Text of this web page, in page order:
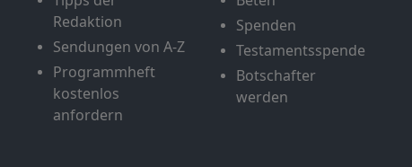
Redaktion
Sendungen von A-Z
Programmheft
kostenlos
anfordern
Spenden
Testamentsspende
Botschafter
werden